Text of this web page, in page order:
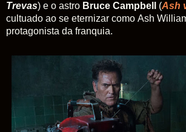
Trevas) e o astro Bruce Campbell (Ash
cultuado ao se eternizar como Ash
protagonista da franquia.